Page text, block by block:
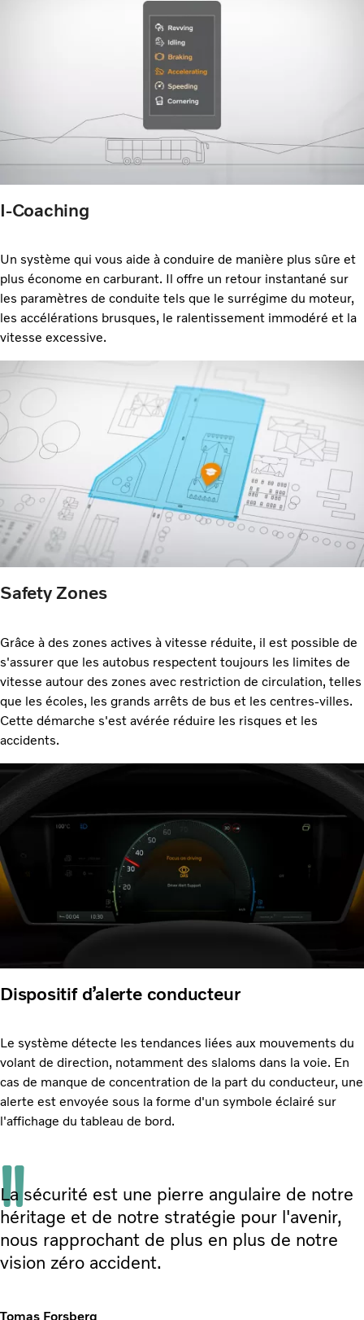
I-Coaching
Un système qui vous aide à conduire de manière plus sûre et
plus économe en carburant. Il offre un retour instantané sur
les paramètres de conduite tels que le surrégime du moteur,
les accélérations brusques, le ralentissement immodéré et la
vitesse excessive.
Safety Zones
Grâce à des zones actives à vitesse réduite, il est possible de
s'assurer que les autobus respectent toujours les limites de
vitesse autour des zones avec restriction de circulation, telles
que les écoles, les grands arrêts de bus et les centres-villes.
Cette démarche s'est avérée réduire les risques et les
accidents.
Dispositif d’alerte conducteur
Le système détecte les tendances liées aux mouvements du
volant de direction, notamment des slaloms dans la voie. En
cas de manque de concentration de la part du conducteur, une
alerte est envoyée sous la forme d'un symbole éclairé sur
l'affichage du tableau de bord.
La sécurité est une pierre angulaire de notre
héritage et de notre stratégie pour l'avenir,
nous rapprochant de plus en plus de notre
vision zéro accident.
Tomas Forsberg